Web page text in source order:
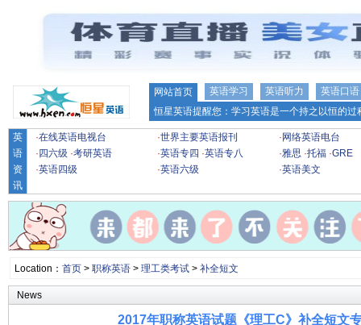
网站首页 英语学习 英语听力
英语口语
恒星英语提醒您：学习英语是一个持之以恒的
英
语
资
讯
·在线英语电视台 ·世界主要英语报刊 · 网络英语电台
· 四六级 ·考研英语 ·英语专四 ·英语专八 ·雅思 ·托福 ·GRE
·英语四级 ·英语六级 ·英语美文
Location： 首页> 职称英语> 理工类考试> 补全短文
News
2017年职称英语试题《理工C》补全短文